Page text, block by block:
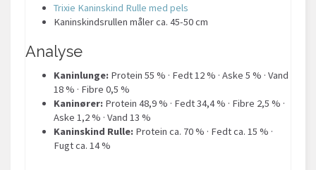
Trixie Kaninskind Rulle med pels
Kaninskindsrullen måler ca. 45-50 cm
Analyse
Kaninlunge: Protein 55 % · Fedt 12 % · Aske 5 % · Vand
18 % · Fibre 0,5 %
Kaninører: Protein 48,9 % · Fedt 34,4 % · Fibre 2,5 % ·
Aske 1,2 % · Vand 13 %
Kaninskind Rulle: Protein ca. 70 % · Fedt ca. 15 % ·
Fugt ca. 14 %